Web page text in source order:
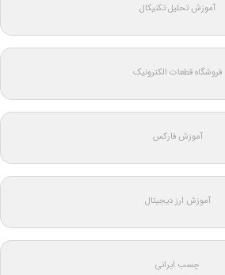
آموزش تحلیل تکنیکال
فروشگاه قطعات الکترونیک
آموزش فارکس
آموزش ارز دیجیتال
چسب ایرانی